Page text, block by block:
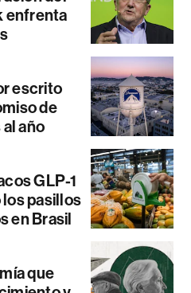
enfrenta
escrito
de
año
GLP-1
pasillos
en Brasil
que